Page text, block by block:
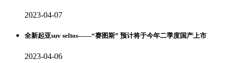
2023-04-07
全新起亚suv seltos——“赛图斯” 预计将于今年二季度国产上市
2023-04-06